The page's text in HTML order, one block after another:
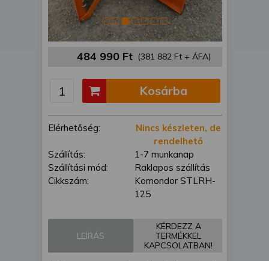
484 990 Ft (381 882 Ft + ÁFA)
Elérhetőség:
Nincs készleten, de
rendelhető
Szállítás:
1-7 munkanap
Szállítási mód:
Raklapos szállítás
Cikkszám:
Komondor STLRH-
125
Kosárba
LEÍRÁS
KÉRDEZZ A
TERMÉKKEL
KAPCSOLATBAN!
adatokat és azonosítási információkat
is felhasználhatunk. A megfelelő helyre
kattintva hozzájárulhat ahhoz, hogy mi
adatkezelést végezzünk. Másik
megadása vagy elutasítása előtt
részletesebb információkhoz juthat, és
megváltoztathatja beállításait. Felhívjuk
figyelmét, hogy személyes adatainak
bizonyos kezeléséhez nem feltétlenül
szükséges az Ön hozzájárulása, de
jogában áll tiltakozni az ilyen jellegű
adatkezelés ellen. A beállításai csak erre
a weboldalra érvényesek. Erre a
adatvédelmi szabályzatunk segítségével
bármikor megváltoztathatja a